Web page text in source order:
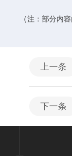
（注：部分内容
上一条
下一条